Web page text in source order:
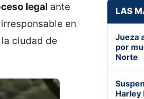
legal ante
en
ciudad de
LAS
Jueza
por
Norte
Harley